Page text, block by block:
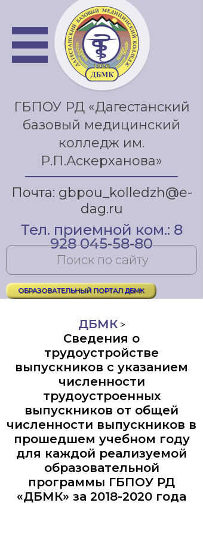
ГБПОУ РД «Дагестанский
базовый медицинский
колледж им.
Р.П.Аскерханова»
Почта: gbpou_kolledzh@e-
dag.ru
Тел. приемной ком.: 8
928 045-58-80
ОБРАЗОВАТЕЛЬНЫЙ ПОРТАЛ ДБМК
ДБМК>
Сведения о
трудоустройстве
выпускников с указанием
численности
трудоустроенных
выпускников от общей
численности выпускников в
прошедшем учебном году
для каждой реализуемой
образовательной
программы ГБПОУ РД
«ДБМК» за 2018-2020 года